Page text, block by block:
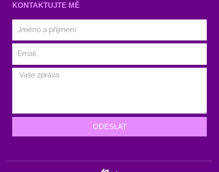
KONTAKTUJTE MĚ
ODESLAT